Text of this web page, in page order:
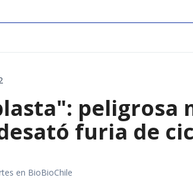
peligrosa
furia de
en BioBioChile